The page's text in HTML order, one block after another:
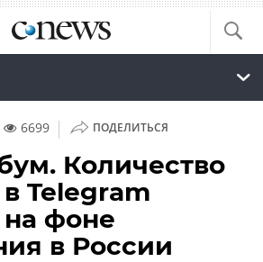
6699 | ПОДЕЛИТЬСЯ
Количество
Telegram
на фоне
в России